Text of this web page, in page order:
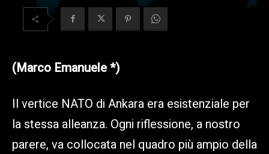
(Marco Emanuele *)
Il vertice NATO di Ankara era esistenziale per
la stessa alleanza. Ogni riflessione, a nostro
parere, va collocata nel quadro più ampio della